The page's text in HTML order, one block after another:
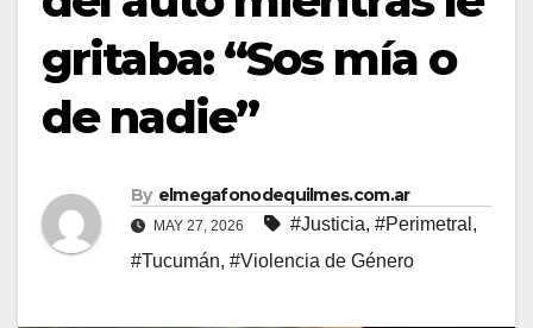
gritaba: “Sos mía o
de nadie”
By elmegafonodequilmes.com.ar
MAY 27, 2026 #Justicia, #Perimetral ,
#Tucumán, #Violencia de Género